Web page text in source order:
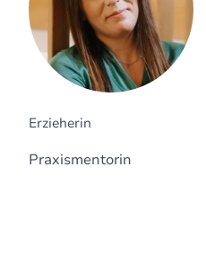
Erzieherin
Praxismentorin